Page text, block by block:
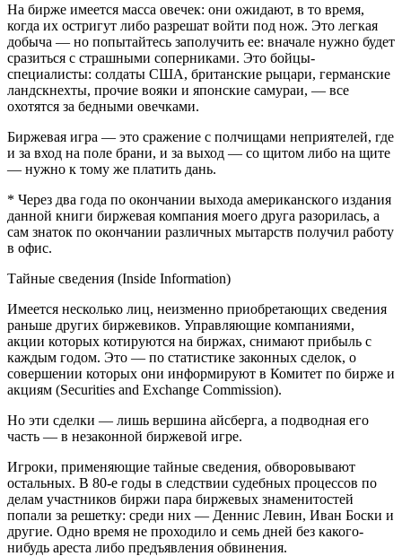
На бирже имеется масса овечек: они ожидают, в то время,
когда их остригут либо разрешат войти под нож. Это легкая
добыча — но попытайтесь заполучить ее: вначале нужно будет
сразиться с страшными соперниками. Это бойцы-
специалисты: солдаты США, британские рыцари, германские
ландскнехты, прочие вояки и японские самураи, — все
охотятся за бедными овечками.
Биржевая игра — это сражение с полчищами неприятелей, где
и за вход на поле брани, и за выход — со щитом либо на щите
— нужно к тому же платить дань.
* Через два года по окончании выхода американского издания
данной книги биржевая компания моего друга разорилась, а
сам знаток по окончании различных мытарств получил работу
в офис.
Тайные сведения (Inside Information)
Имеется несколько лиц, неизменно приобретающих сведения
раньше других биржевиков. Управляющие компаниями,
акции которых котируются на биржах, снимают прибыль с
каждым годом. Это — по статистике законных сделок, о
совершении которых они информируют в Комитет по бирже и
акциям (Securities and Exchange Commission).
Но эти сделки — лишь вершина айсберга, а подводная его
часть — в незаконной биржевой игре.
Игроки, применяющие тайные сведения, обворовывают
остальных. В 80-е годы в следствии судебных процессов по
делам участников биржи пара биржевых знаменитостей
попали за решетку: среди них — Деннис Левин, Иван Боски и
другие. Одно время не проходило и семь дней без какого-
нибудь ареста либо предъявления обвинения.